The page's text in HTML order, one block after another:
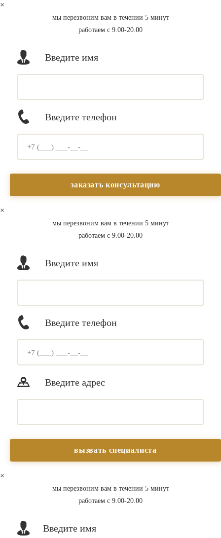
×
мы перезвоним вам в течении 5 минут
работаем с 9.00-20.00
Введите имя
Введите телефон
×
мы перезвоним вам в течении 5 минут
работаем с 9.00-20.00
Введите имя
Введите телефон
Введите адрес
×
мы перезвоним вам в течении 5 минут
работаем с 9.00-20.00
Введите имя